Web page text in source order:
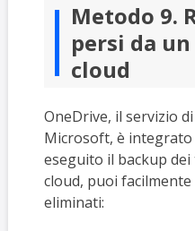
Metodo 9.
persi da
cloud
OneDrive, il servizio
Microsoft, è integrato
eseguito il backup
cloud, puoi
eliminati: